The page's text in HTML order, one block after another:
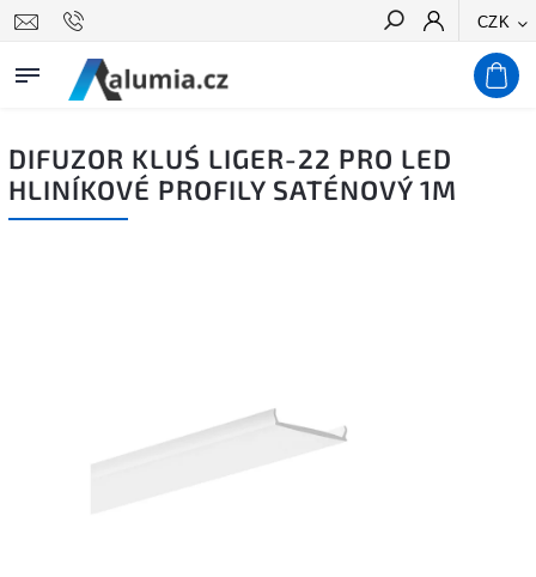
CZK
Hledat
DIFUZOR KLUŚ LIGER-22 PRO LED
HLINÍKOVÉ PROFILY SATÉNOVÝ 1M